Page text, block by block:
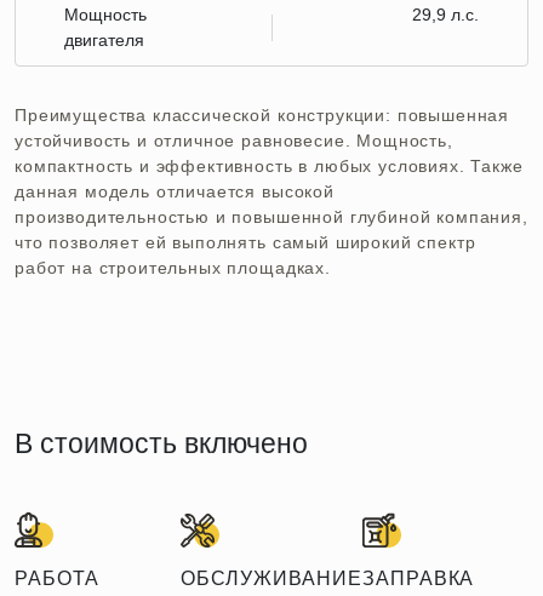
Мощность
двигателя
29,9 л.с.
Преимущества классической конструкции: повышенная
устойчивость и отличное равновесие. Мощность,
компактность и эффективность в любых условиях. Также
данная модель отличается высокой
производительностью и повышенной глубиной компания,
что позволяет ей выполнять самый широкий спектр
работ на строительных площадках.
В стоимость включено
РАБОТА
ОБСЛУЖИВАНИЕЗАПРАВКА